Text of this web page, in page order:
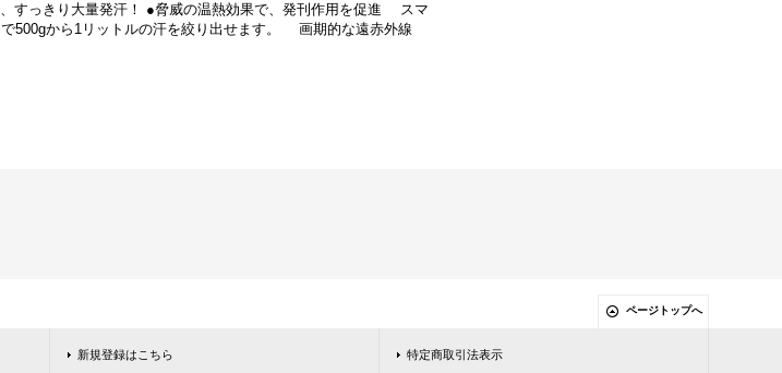
すっきり大量発汗！ ●脅威の温熱効果で、発刊作用を促進 スマ
で500gから1リットルの汗を絞り出せます。 画期的な遠赤外線
ページトップへ
新規登録はこちら 特定商取引法表示